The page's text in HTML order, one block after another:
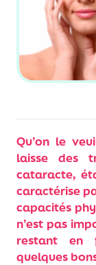
Qu’on le
laisse des
cataracte,
caractérise
capacités
n’est pas
restant en
quelques